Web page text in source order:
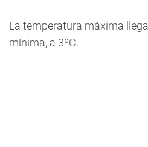
La temperatura máxima
mínima, a 3ºC.